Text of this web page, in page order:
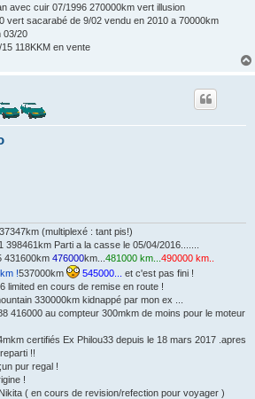
avec cuir 07/1996 270000km vert illusion
vert sacarabé de 9/02 vendu en 2010 a 70000km
03/20
118KKM en vente
(multiplexé : tant pis!)
Parti a la casse le 05/04/2016.......
431600km 476000km... 481000 km... 490000 km..
!537000km 545000...
et c'est pas fini !
limited en cours de remise en route !
330000km kidnappé par mon ex ...
416000 au compteur 300mkm de moins pour le moteur
certifiés Ex Philou33 depuis le 18 mars 2017 .apres
!!
pur regal !
!
( en cours de revision/refection pour voyager )